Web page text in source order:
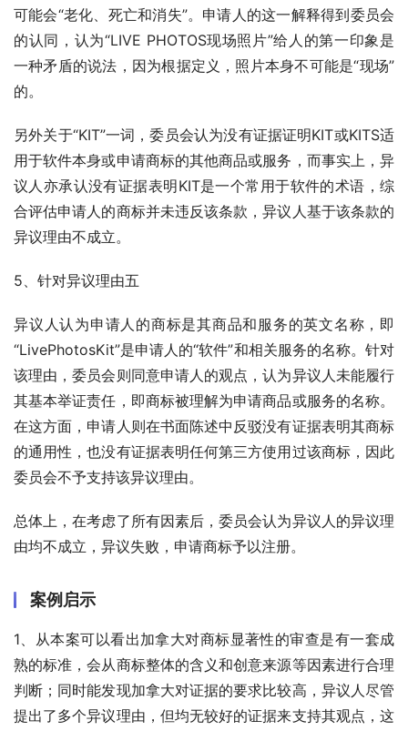
可能会“老化、死亡和消失”。申请人的这一解释得到委员会
的认同，认为“LIVE PHOTOS现场照片”给人的第一印象是
一种矛盾的说法，因为根据定义，照片本身不可能是“现场”
的。
另外关于“KIT”一词，委员会认为没有证据证明KIT或KITS适
用于软件本身或申请商标的其他商品或服务，而事实上，异
议人亦承认没有证据表明KIT是一个常用于软件的术语，综
合评估申请人的商标并未违反该条款，异议人基于该条款的
异议理由不成立。
5、针对异议理由五
异议人认为申请人的商标是其商品和服务的英文名称，即
“LivePhotosKit”是申请人的“软件”和相关服务的名称。针对
该理由，委员会则同意申请人的观点，认为异议人未能履行
其基本举证责任，即商标被理解为申请商品或服务的名称。
在这方面，申请人则在书面陈述中反驳没有证据表明其商标
的通用性，也没有证据表明任何第三方使用过该商标，因此
委员会不予支持该异议理由。
总体上，在考虑了所有因素后，委员会认为异议人的异议理
由均不成立，异议失败，申请商标予以注册。
案例启示
1、从本案可以看出加拿大对商标显著性的审查是有一套成
熟的标准，会从商标整体的含义和创意来源等因素进行合理
判断；同时能发现加拿大对证据的要求比较高，异议人尽管
提出了多个异议理由，但均无较好的证据来支持其观点，这